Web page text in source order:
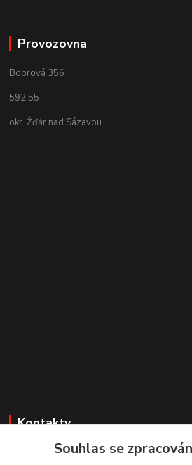
Provozovna
Bobrová 356
592 55
okr. Žďár nad Sázavou
Kontakty
Irena DvořákováSouhlas se